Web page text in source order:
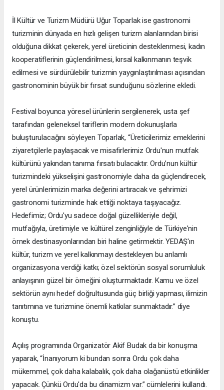
İl Kültür ve Turizm Müdürü Uğur Toparlak ise gastronomi
turizminin dünyada en hızlı gelişen turizm alanlarından birisi
olduğuna dikkat çekerek, yerel üreticinin desteklenmesi, kadın
kooperatiflerinin güçlendirilmesi, kırsal kalkınmanın teşvik
edilmesi ve sürdürülebilir turizmin yaygınlaştırılması açısından
gastronominin büyük bir fırsat sunduğunu sözlerine ekledi.
Festival boyunca yöresel ürünlerin sergilenerek, usta şef
tarafından geleneksel tariflerin modern dokunuşlarla
buluşturulacağını söyleyen Toparlak, “Üreticilerimiz emeklerini
ziyaretçilerle paylaşacak ve misafirlerimiz Ordu'nun mutfak
kültürünü yakından tanıma fırsatı bulacaktır. Ordu’nun kültür
turizmindeki yükselişini gastronomiyle daha da güçlendirecek,
yerel ürünlerimizin marka değerini artıracak ve şehrimizi
gastronomi turizminde hak ettiği noktaya taşıyacağız.
Hedefimiz; Ordu'yu sadece doğal güzellikleriyle değil,
mutfağıyla, üretimiyle ve kültürel zenginliğiyle de Türkiye'nin
örnek destinasyonlarından biri haline getirmektir. YEDAŞ'ın
kültür, turizm ve yerel kalkınmayı destekleyen bu anlamlı
organizasyona verdiği katkı; özel sektörün sosyal sorumluluk
anlayışının güzel bir örneğini oluşturmaktadır. Kamu ve özel
sektörün aynı hedef doğrultusunda güç birliği yapması, ilimizin
tanıtımına ve turizmine önemli katkılar sunmaktadır.” diye
konuştu.
Açılış programında Organizatör Akif Budak da bir konuşma
yaparak, “İnanıyorum ki bundan sonra Ordu çok daha
mükemmel, çok daha kalabalık, çok daha olağanüstü etkinlikler
yapacak. Çünkü Ordu'da bu dinamizm var.” cümlelerini kullandı.